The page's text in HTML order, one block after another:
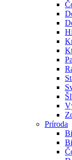
Príroda